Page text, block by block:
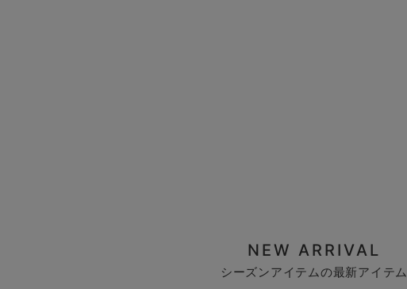
NEW ARRIVAL
シーズンアイテムの最新アイテム